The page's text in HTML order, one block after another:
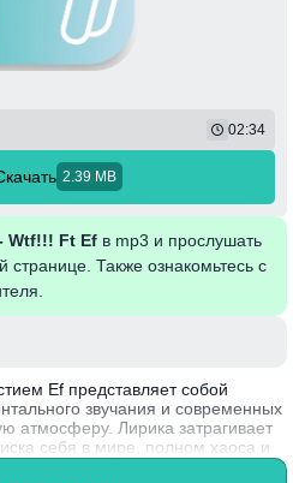
02:34
2.39 MB
Wtf!!! Ft Ef в mp3 и прослушать
Также ознакомьтесь с
Ef представляет собой
звучания и современных
атмосферу. Лирика затрагивает
себя в мире, полном хаоса и
наполнена энергией и драйвом,